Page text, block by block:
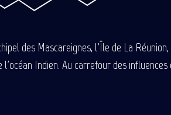
des Mascareignes, l'Île de La
Indien. Au carrefour des